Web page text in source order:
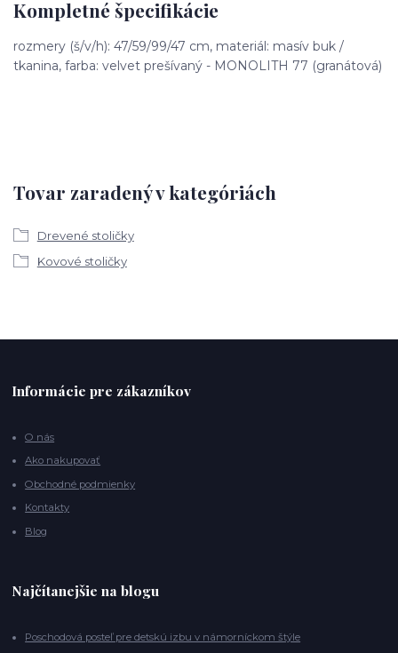
Kompletné špecifikácie
rozmery (š/v/h): 47/59/99/47 cm, materiál: masív buk /
tkanina, farba: velvet prešívaný - MONOLITH 77 (granátová)
Tovar zaradený v kategóriách
Drevené stoličky
Kovové stoličky
Informácie pre zákazníkov
O nás
Ako nakupovať
Obchodné podmienky
Kontakty
Blog
Najčítanejšie na blogu
Poschodová posteľ pre detskú izbu v námorníckom štýle